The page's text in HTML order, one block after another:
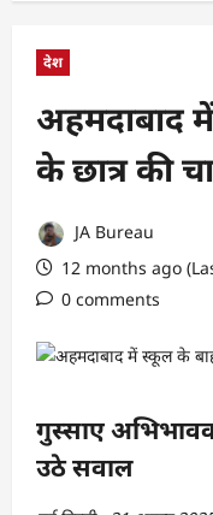
देश
अहमदाबाद
के छात्र की
JA Bureau
12 months ago
0 comments
गुस्साए
उठे सवाल